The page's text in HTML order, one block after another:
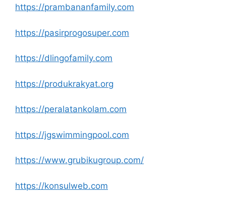
https://prambananfamily.com
https://pasirprogosuper.com
https://dlingofamily.com
https://produkrakyat.org
https://peralatankolam.com
https://jgswimmingpool.com
https://www.grubikugroup.com/
https://konsulweb.com